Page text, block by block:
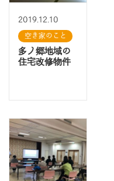
2019.12.10
空き家のこと
多ノ郷地域の
住宅改修物件